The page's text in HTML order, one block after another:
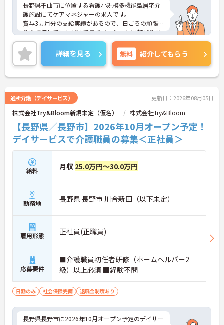
長野県千曲市に位置する看護小規模多機能型居宅介
護施設にてケアマネジャーの求人です。
賞与3ヵ月分の支給実績があるので、日ごろの頑張
りを評価していただけてモチベーションに繋がりま
すね◎
17時終業で残業月3時間程度とワークライフバラン
スの良さも魅力のひとつです。
ご興味のある方には、面接対策ポイントなど、さら
に詳細をご案内しますのでお気軽にご相談くださ
詳細を見る 無料 紹介してもらう
通所介護（デイサービス） 更新日：2026年08月05日
株式会社Try&Bloom新規未定（仮名） 株式会社Try&Bloom
【長野県／長野市】2026年10月オープン予定！
デイサービスで介護職員の募集＜正社員＞
給料 月収 25.0万円～30.0万円
勤務地 長野県 長野市 川合新田（以下未定）
雇用形態 正社員(正職員)
応募要件
■介護職員初任者研修（ホームヘルパー2
級）以上必須 ■経験不問
日勤のみ 社会保険完備 退職金制度あり
長野県長野市に2026年10月オープン予定のデイサー